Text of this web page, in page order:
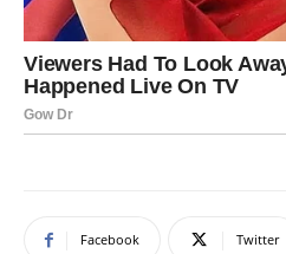
Facebook Twitter